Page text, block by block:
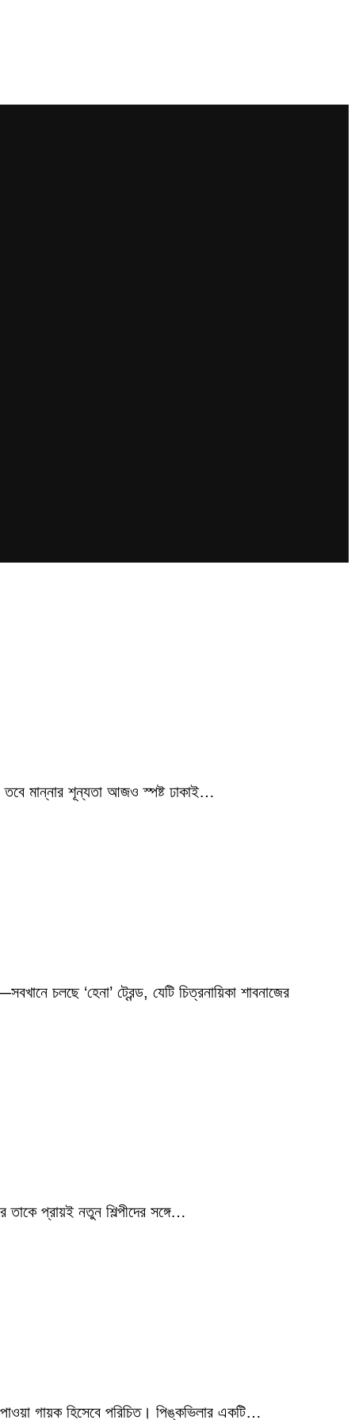
তবে মান্নার শূন্যতা আজও স্পষ্ট ঢাকাই…
চলছে ‘হেনা’ ট্রেন্ড, যেটি চিত্রনায়িকা শাবনাজের
প্রায়ই নতুন শিল্পীদের সঙ্গে…
পাওয়া গায়ক হিসেবে পরিচিত। পিঙ্কভিলার একটি…